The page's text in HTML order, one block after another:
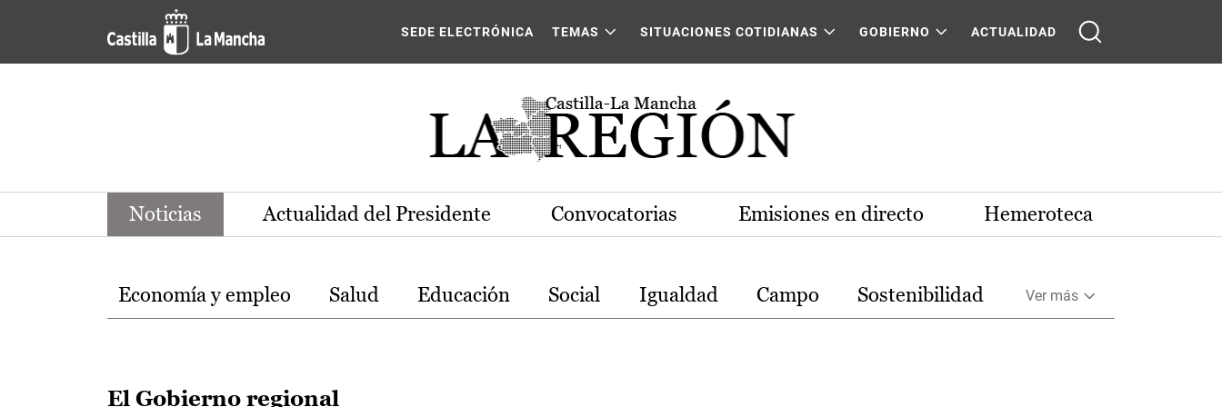
Pasar al contenido principal
Noticias de la región de Castilla-La Mancha
SEDE ELECTRÓNICA TEMAS SITUACIONES COTIDIANAS GOBIERNO ACTUALIDAD
Noticias Actualidad del Presidente Convocatorias Emisiones en directo Hemeroteca
Temas
Economía y empleo Salud Educación Social Igualdad Campo Sostenibilidad Ver más
El Gobierno regional